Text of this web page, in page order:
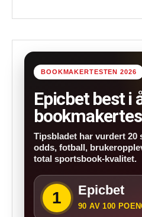
BOOKMAKERTESTEN 2026
Epicbet best i
Tipsbladet har vurdert 20
odds, fotball,
total sportsbook-kvalitet.
1 Epicbet
90 AV 100